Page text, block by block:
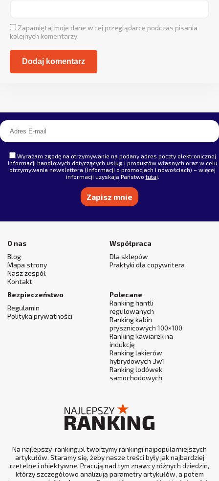
Zapamiętaj moje dane w tej przeglądarce podczas pisania
kolejnych komentarzy.
Wyrażam zgodę na otrzymywanie na podany adres poczty elektronicznej
informacji handlowych dotyczących usług i produktów własnych oraz w celu
otrzymywania newslettera (informacji o promocjach i nowościach) – więcej
informacji uzyskają Państwotutaj
O nas
Blog
Mapa strony
Nasz zespół
Kontakt
Współpraca
Dla sklepów
Praktyki dla copywritera
Bezpieczeństwo
Regulamin
Polityka prywatności
Polecane
Ranking hantli
regulowanych
Ranking kabin
prysznicowych 100×100
Ranking kawiarek na
indukcję
Ranking lakierów
hybrydowych 3w1
Ranking lodówek
samochodowych
Na najlepszy-ranking.pl tworzymy rankingi najpopularniejszych
artykułów. Staramy się, żeby nasze treści były jak najbardziej
rzetelne i obiektywne. Pracują nad tym znawcy różnych dziedzin,
którzy szczegółowo analizują parametry artykułów, a potem